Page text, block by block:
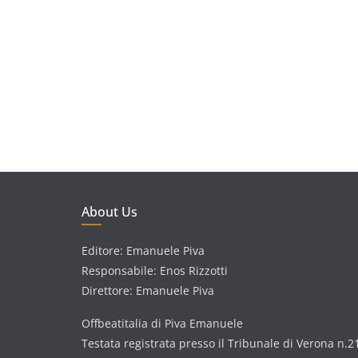
About Us
Editore: Emanuele Piva
Responsabile: Enos Rizzotti
Direttore: Emanuele Piva
Offbeatitalia di Piva Emanuele
Testata registrata presso il Tribunale di Verona